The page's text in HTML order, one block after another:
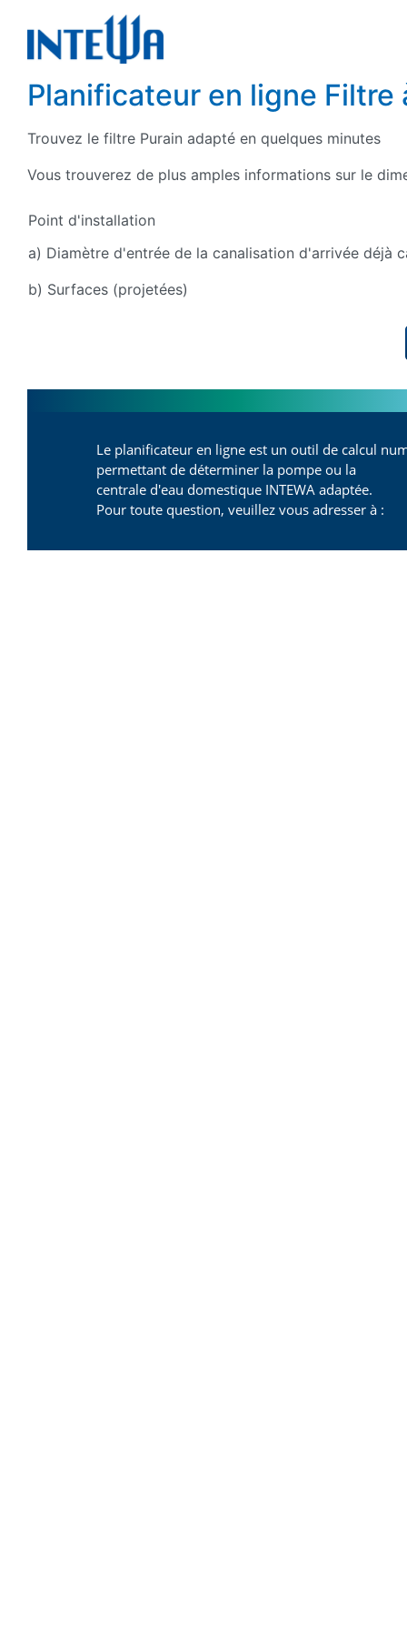
Planificateur en ligne Filtre
Trouvez le filtre Purain adapté en quelques minutes
Vous trouverez de plus amples informations sur le
Point d'installation
a) Diamètre d'entrée de la canalisation d'arrivée déjà
b) Surfaces (projetées)
Le planificateur en ligne est un outil de calcul
permettant de déterminer la pompe ou la
centrale d'eau domestique INTEWA adaptée.
Pour toute question, veuillez vous adresser à :